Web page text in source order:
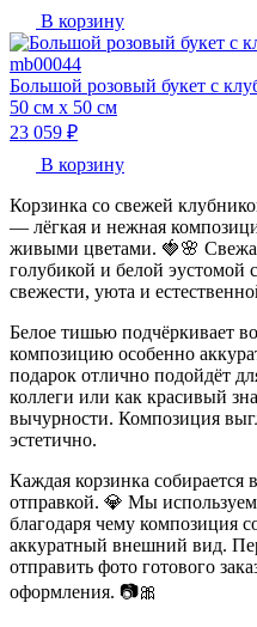
В корзину
Большой розовый букет с
50 см х 50 см
23 059 ₽
В корзину
Корзинка со свежей
— лёгкая и нежная
живыми цветами. 🍓🌸
голубикой и белой эустомой
свежести, уюта и
Белое тишью подчёркивает
композицию особенно
подарок отлично подойдёт
коллеги или как красивый
вычурности. Композиция
эстетично.
Каждая корзинка собирается
отправкой. 💎 Мы
благодаря чему композиция
аккуратный внешний вид.
отправить фото готового
оформления. 📷🎀